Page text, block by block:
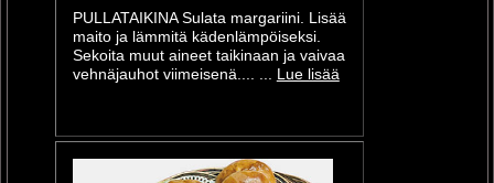
PULLATAIKINA Sulata margariini. Lisää
maito ja lämmitä kädenlämpöiseksi.
Sekoita muut aineet taikinaan ja vaivaa
vehnäjauhot viimeisenä.... ... Lue lisää